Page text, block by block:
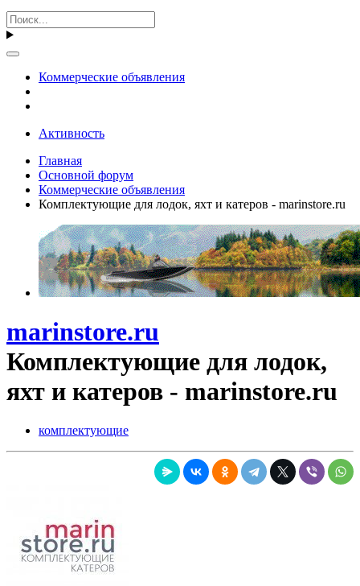
Коммерческие объявления
Активность
Главная
Основной форум
Коммерческие объявления
Комплектующие для лодок, яхт и катеров - marinstore.ru
marinstore.ru
Комплектующие для лодок,
яхт и катеров - marinstore.ru
комплектующие